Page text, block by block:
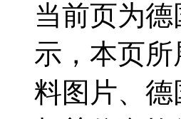
电动执行器
相关信息
德国bar GmbH/气动执行器/质量保
意大利OMAL执行器SRN0015401S